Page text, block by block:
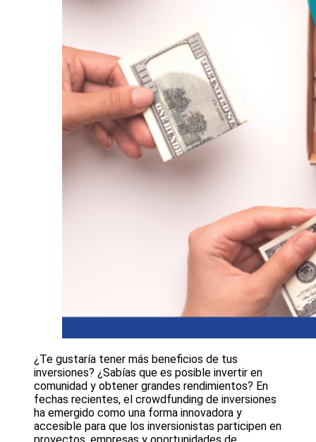
¿Te gustaría tener más beneficios de tus
inversiones? ¿Sabías que es posible invertir en
comunidad y obtener grandes rendimientos? En
fechas recientes, el crowdfunding de inversiones
ha emergido como una forma innovadora y
accesible para que los inversionistas participen en